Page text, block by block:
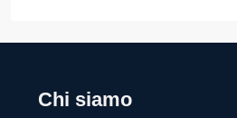
Chi siamo